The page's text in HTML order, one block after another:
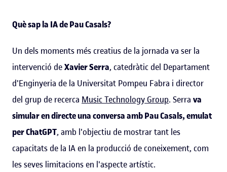
Què sap la IA de Pau Casals?
Un dels moments més creatius de la jornada va ser la
intervenció deXavier Serra, catedràtic del Departament
d'Enginyeria de la Universitat Pompeu Fabra i director
del grup de recerca Music Technology Group. Serra va
simular en directe una conversa amb Pau Casals, emulat
per ChatGPT, amb l'objectiu de mostrar tant les
capacitats de la IA en la producció de coneixement, com
les seves limitacions en l'aspecte artístic.